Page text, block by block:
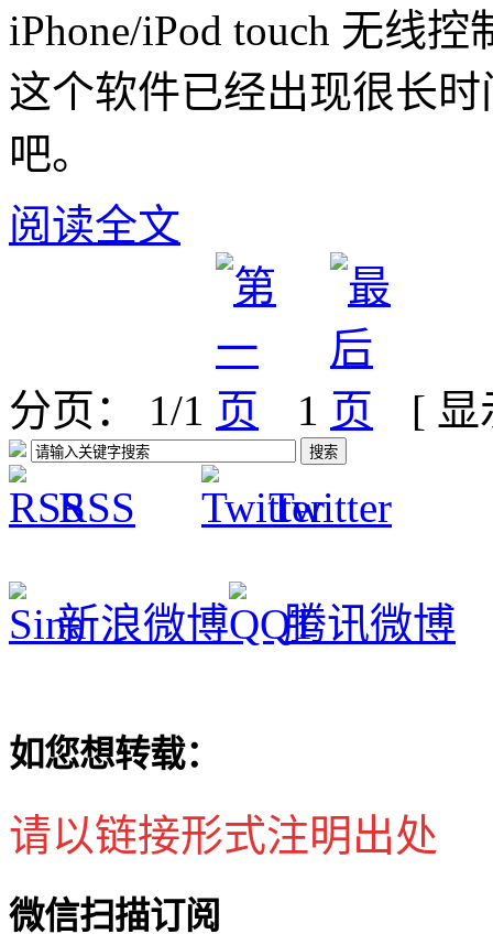
iPhone/iPod touch 无线
这个软件已经出现很长
吧。
阅读全文
分页： 1/1 1 [
RSS Twitter
新浪微博 腾讯微博
如您想转载：
请以链接形式注明出处
微信扫描订阅